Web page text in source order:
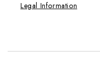
Legal Information